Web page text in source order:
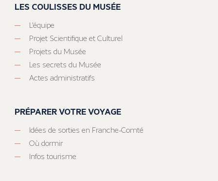
LES COULISSES DU MUSÉE
L’équipe
Projet Scientifique et Culturel
Projets du Musée
Les secrets du Musée
Actes administratifs
PRÉPARER VOTRE VOYAGE
Idées de sorties en Franche-Comté
Où dormir
Infos tourisme